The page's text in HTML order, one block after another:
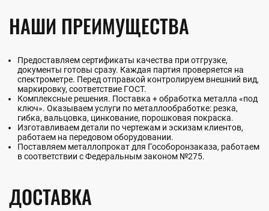
НАШИ ПРЕИМУЩЕСТВА
Предоставляем сертификаты качества при отгрузке,
документы готовы сразу. Каждая партия проверяется на
спектрометре. Перед отправкой контролируем внешний вид,
маркировку, соответствие ГОСТ.
Комплексные решения. Поставка + обработка металла «под
ключ». Оказываем услуги по металлообработке: резка,
гибка, вальцовка, цинкование, порошковая покраска.
Изготавливаем детали по чертежам и эскизам клиентов,
работаем на передовом оборудовании.
Поставляем металлопрокат для Гособоронзаказа, работаем
в соответствии с Федеральным законом №275.
ДОСТАВКА